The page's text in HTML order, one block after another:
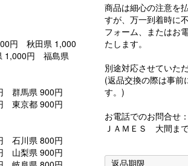
円 秋田県 1,000
1,000円 福島県
群馬県 900円
東京都 900円
石川県 800円
山梨県 900円
商品は細心の注意を
すが、万一到着時に
フォーム、またはお
たします。
別途対応させていただ
(返品交換の際は事前
す。)
お電話でのお問合せ
ＪＡＭＥＳ 大間まで
返品期限